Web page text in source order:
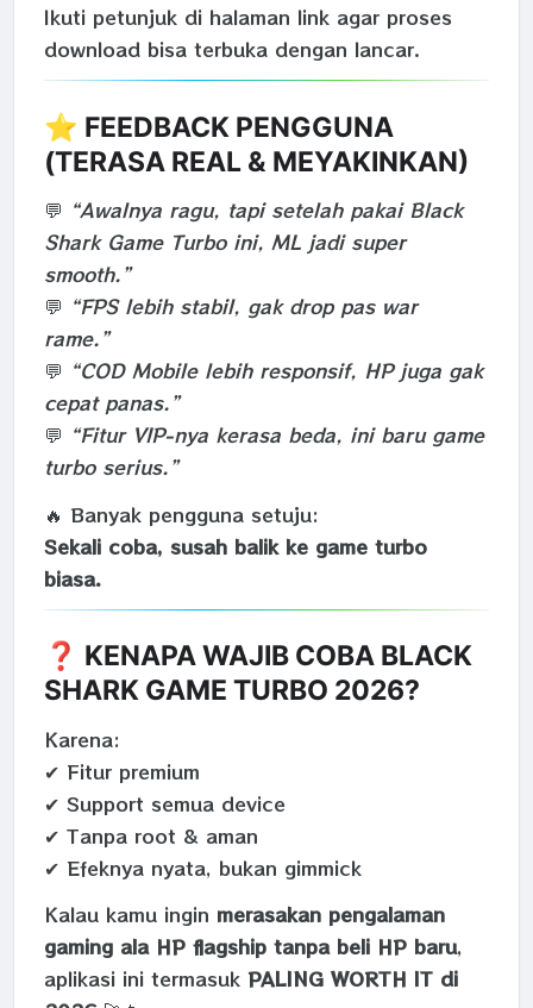
Ikuti petunjuk di halaman link agar proses
download bisa terbuka dengan lancar.
⭐ FEEDBACK PENGGUNA
(TERASA REAL & MEYAKINKAN)
💬 “Awalnya ragu, tapi setelah pakai Black
Shark Game Turbo ini, ML jadi super
smooth.”
💬 “FPS lebih stabil, gak drop pas war
rame.”
💬 “COD Mobile lebih responsif, HP juga gak
cepat panas.”
💬 “Fitur VIP-nya kerasa beda, ini baru game
turbo serius.”
🔥 Banyak pengguna setuju:
Sekali coba, susah balik ke game turbo
biasa.
❓ KENAPA WAJIB COBA BLACK
SHARK GAME TURBO 2026?
Karena:
✔ Fitur premium
✔ Support semua device
✔ Tanpa root & aman
✔ Efeknya nyata, bukan gimmick
Kalau kamu ingin merasakan pengalaman
gaming ala HP flagship tanpa beli HP baru,
aplikasi ini termasuk PALING WORTH IT di